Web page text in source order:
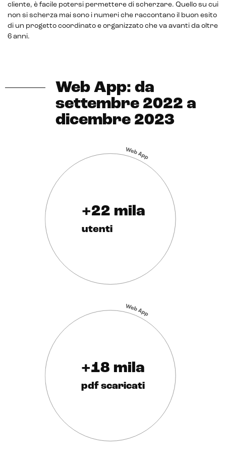
cliente, è facile potersi permettere di scherzare. Quello su cui
non si scherza mai sono i numeri che raccontano il buon esito
di un progetto coordinato e organizzato che va avanti da oltre
6 anni.
Web App: da
settembre 2022 a
dicembre 2023
+22 mila
utenti
+18 mila
pdf scaricati